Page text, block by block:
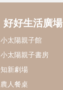
好好生活廣場
小太陽親子館
小太陽親子書房
知新劇場
農人餐桌